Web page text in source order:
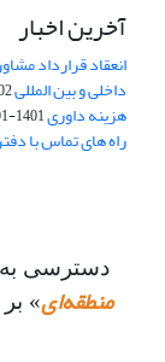
آخرین اخبار
انعقاد قرارداد
داخلی و بین المللی28
هزینه داوری1401-01-01
راه های تماس با
دسترسی به
منطقه‌ای»